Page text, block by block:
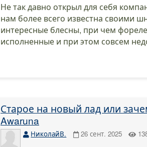
Не так давно открыл для себя
нам более всего известна своими
интересные блесны, при чем
исполненные и при этом совсем
Старое на новый лад или
Awaruna
НиколайВ. 26 сент. 2025